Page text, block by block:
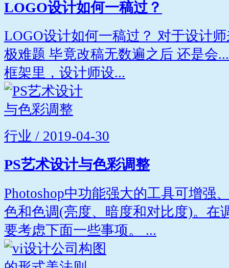
LOGO设计如何一稿过？
LOGO设计如何一稿过？ 对于设计
极难题 毕竟改稿无数遍之后 还是会
框架里，设计师设...
行业 / 2019-04-30
PS艺术设计与色彩调整
Photoshop中功能强大的工具可增强
色和色调(亮度、暗度和对比度)。在
要考虑下面一些事项。 ...